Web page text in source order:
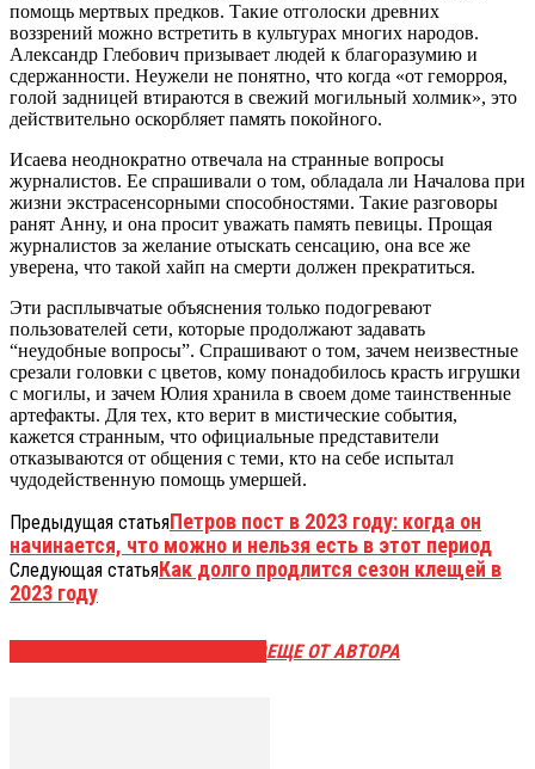
помощь мертвых предков. Такие отголоски древних
воззрений можно встретить в культурах многих народов.
Александр Глебович призывает людей к благоразумию и
сдержанности. Неужели не понятно, что когда «от геморроя,
голой задницей втираются в свежий могильный холмик», это
действительно оскорбляет память покойного.
Исаева неоднократно отвечала на странные вопросы
журналистов. Ее спрашивали о том, обладала ли Началова при
жизни экстрасенсорными способностями. Такие разговоры
ранят Анну, и она просит уважать память певицы. Прощая
журналистов за желание отыскать сенсацию, она все же
уверена, что такой хайп на смерти должен прекратиться.
Эти расплывчатые объяснения только подогревают
пользователей сети, которые продолжают задавать
“неудобные вопросы”. Спрашивают о том, зачем неизвестные
срезали головки с цветов, кому понадобилось красть игрушки
с могилы, и зачем Юлия хранила в своем доме таинственные
артефакты. Для тех, кто верит в мистические события,
кажется странным, что официальные представители
отказываются от общения с теми, кто на себе испытал
чудодейственную помощь умершей.
Предыдущая статьяПетров пост в 2023 году: когда он
начинается, что можно и нельзя есть в этот период
Следующая статьяКак долго продлится сезон клещей в
2023 году
ЕЩЕ ОТ АВТОРА